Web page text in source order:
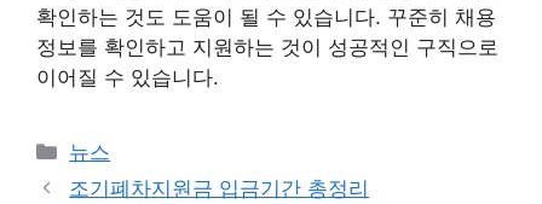
확인하는 것도 도움이 될 수 있습니다. 꾸준히 채용
정보를 확인하고 지원하는 것이 성공적인 구직으로
이어질 수 있습니다.
카
테
뉴스
조기폐차지원금 입금기간 총정리